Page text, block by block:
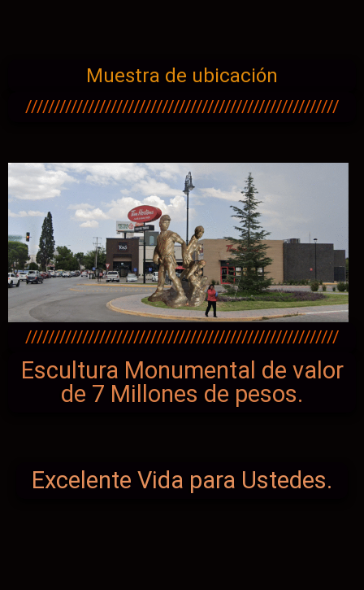
Muestra de ubicación
///////////////////////////////////////////////////////
///////////////////////////////////////////////////////
Escultura Monumental de valor
de 7 Millones de pesos.
Excelente Vida para Ustedes.